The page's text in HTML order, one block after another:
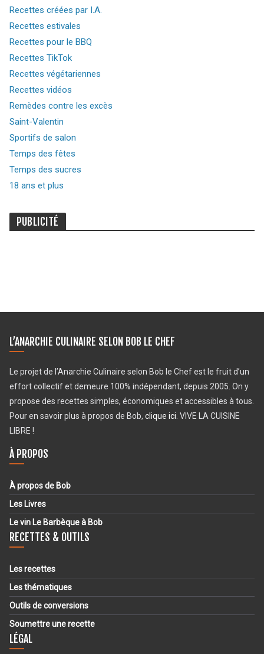
Recettes créées par I.A.
Recettes estivales
Recettes pour le BBQ
Recettes TikTok
Recettes végétariennes
Recettes vidéos
Remèdes contre les excès
Saint-Valentin
Sportifs de salon
Temps des fêtes
Temps des sucres
18 ans et plus
PUBLICITÉ
L’ANARCHIE CULINAIRE SELON BOB LE CHEF
Le projet de l’Anarchie Culinaire selon Bob le Chef est le fruit d’un
effort collectif et demeure 100% indépendant, depuis 2005. On y
propose des recettes simples, économiques et accessibles à tous.
Pour en savoir plus à propos de Bob, clique ici . VIVE LA CUISINE
LIBRE !
À PROPOS
À propos de Bob
Les Livres
Le vin Le Barbèque à Bob
RECETTES & OUTILS
Les recettes
Les thématiques
Outils de conversions
Soumettre une recette
LÉGAL